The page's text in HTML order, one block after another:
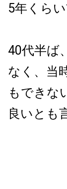
5年くら
40代半ば
なく、当
もできな
良いとも